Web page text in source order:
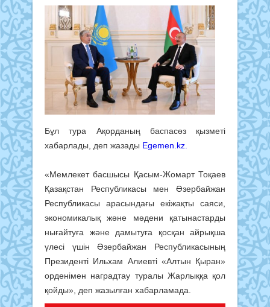
Бұл тура Ақорданың баспасөз қызметі
хабарлады, деп жазады Egemen.kz.
«Мемлекет басшысы Қасым-Жомарт Тоқаев
Қазақстан Республикасы мен Әзербайжан
Республикасы арасындағы екіжақты саяси,
экономикалық және мәдени қатынастарды
нығайтуға және дамытуға қосқан айрықша
үлесі үшін Әзербайжан Республикасының
Президенті Ильхам Алиевті «Алтын Қыран»
орденімен наградтау туралы Жарлыққа қол
қойды», деп жазылған хабарламада.